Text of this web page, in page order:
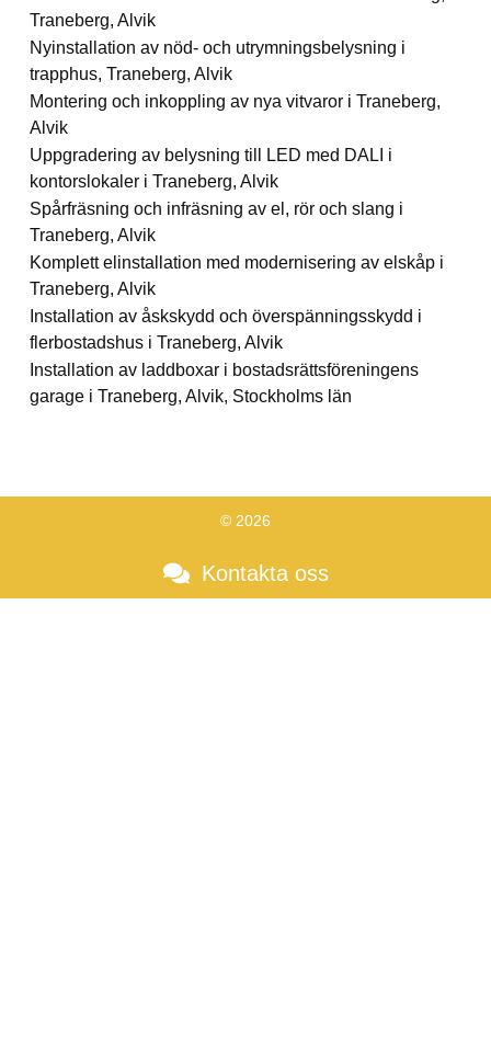
Traneberg, Alvik
Nyinstallation av nöd- och utrymningsbelysning i
trapphus, Traneberg, Alvik
Montering och inkoppling av nya vitvaror i Traneberg,
Alvik
Uppgradering av belysning till LED med DALI i
kontorslokaler i Traneberg, Alvik
Spårfräsning och infräsning av el, rör och slang i
Traneberg, Alvik
Komplett elinstallation med modernisering av elskåp i
Traneberg, Alvik
Installation av åskskydd och överspänningsskydd i
flerbostadshus i Traneberg, Alvik
Installation av laddboxar i bostadsrättsföreningens
garage i Traneberg, Alvik, Stockholms län
© 2026
Kontakta oss